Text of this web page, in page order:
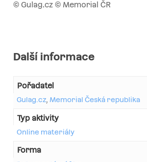
© Gulag.cz © Memorial ČR
Další informace
Pořadatel
Gulag.cz, Memorial Česká republika
Typ aktivity
Online materiály
Forma